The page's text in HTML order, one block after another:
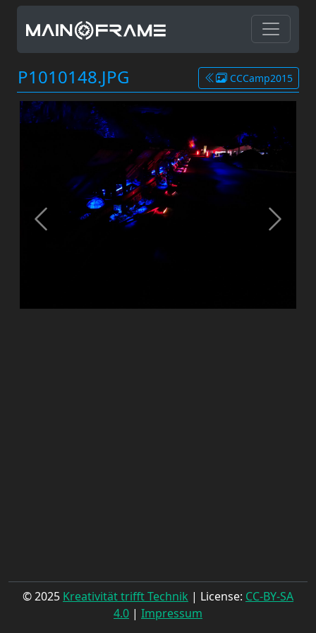
P1010148.JPG CCCamp2015
© 2025 Kreativität trifft Technik | License: CC-BY-SA
4.0 | Impressum